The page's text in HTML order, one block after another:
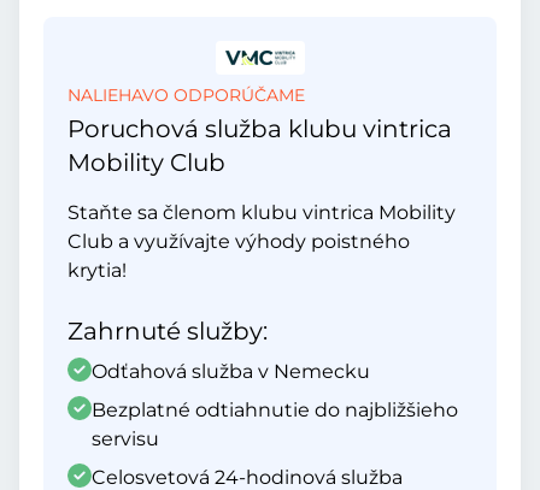
NALIEHAVO ODPORÚČAME
Poruchová služba klubu vintrica
Mobility Club
Staňte sa členom klubu vintrica Mobility
Club a využívajte výhody poistného
krytia!
Zahrnuté služby:
Odťahová služba v Nemecku
Bezplatné odtiahnutie do najbližšieho
servisu
Celosvetová 24-hodinová služba